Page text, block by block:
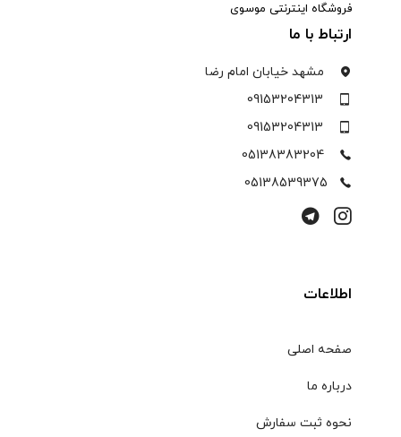
فروشگاه اینترنتی موسوی
ارتباط با ما
مشهد خیابان امام رضا
09153204313
09153204313
05138383204
05138539375
اطلاعات
صفحه اصلی
درباره ما
نحوه ثبت سفارش